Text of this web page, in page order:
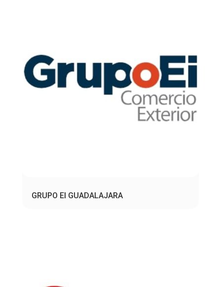
GRUPO EI GUADALAJARA